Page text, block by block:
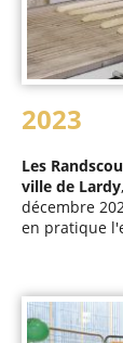
2023
Les
ville de Lardy
décembre
en pratique